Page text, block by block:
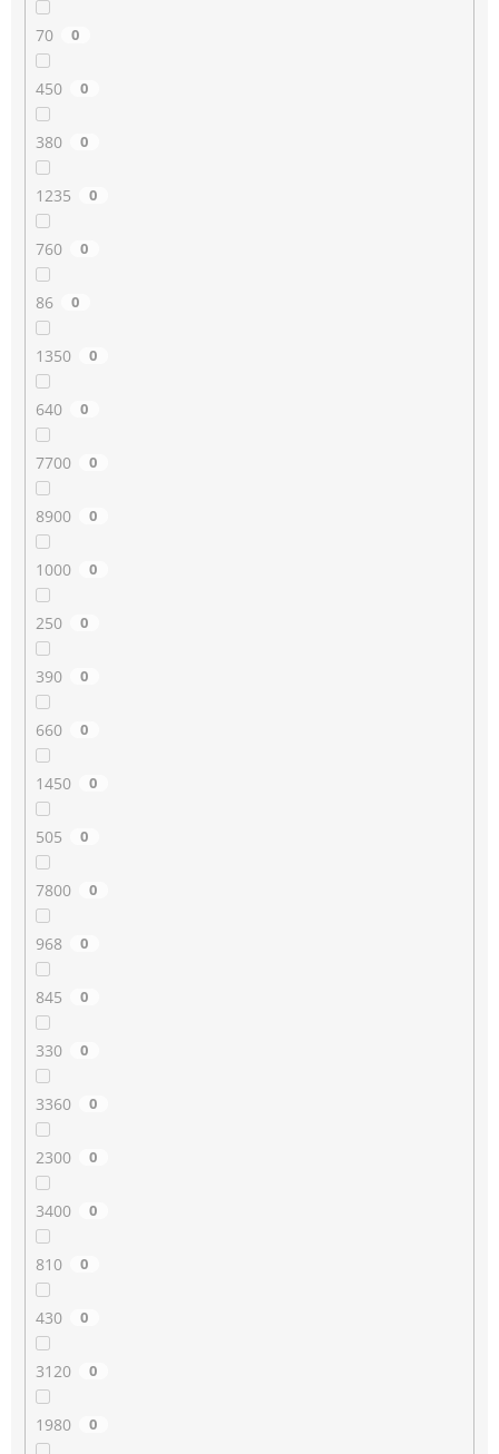
70 0
450 0
380 0
1235 0
760 0
86 0
1350 0
640 0
7700 0
8900 0
1000 0
250 0
390 0
660 0
1450 0
505 0
7800 0
968 0
845 0
330 0
3360 0
2300 0
3400 0
810 0
430 0
3120 0
1980 0